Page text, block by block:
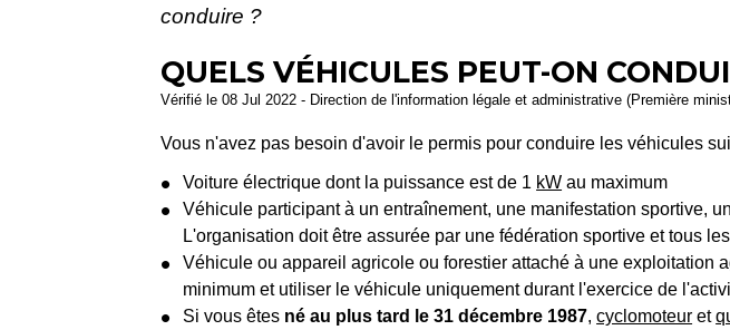
conduire ?
QUELS VÉHICULES PEUT-ON
Vérifié le 08 Jul 2022 - Direction de l'information légale et administrative (Première
Vous n'avez pas besoin d'avoir le permis pour conduire les véhicules
Voiture électrique dont la puissance est de 1 kW au maximum
Véhicule participant à un entraînement, une manifestation sportive,
L'organisation doit être assurée par une fédération sportive et tous
Véhicule ou appareil agricole ou forestier attaché à une exploitation
minimum et utiliser le véhicule uniquement durant l'exercice de
Si vous êtes né au plus tard le 31 décembre 1987,cyclomoteur et